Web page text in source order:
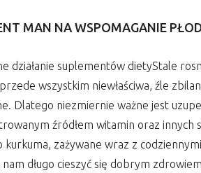
MAN NA WSPOMAGANIE
działanie suplementów dietyStale
wszystkim niewłaściwa, źle
Dlatego niezmiernie ważne jest
źródłem witamin oraz innych
kurkuma, zażywane wraz z
długo cieszyć się dobrym